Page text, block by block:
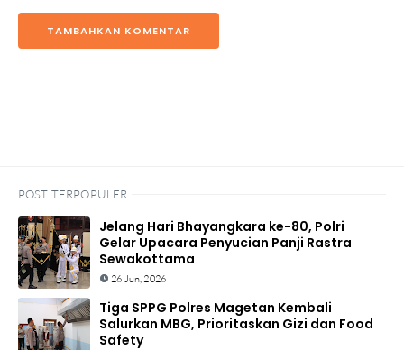
TAMBAHKAN KOMENTAR
POST TERPOPULER
Jelang Hari Bhayangkara ke-80, Polri
Gelar Upacara Penyucian Panji Rastra
Sewakottama
26 Jun, 2026
Tiga SPPG Polres Magetan Kembali
Salurkan MBG, Prioritaskan Gizi dan Food
Safety